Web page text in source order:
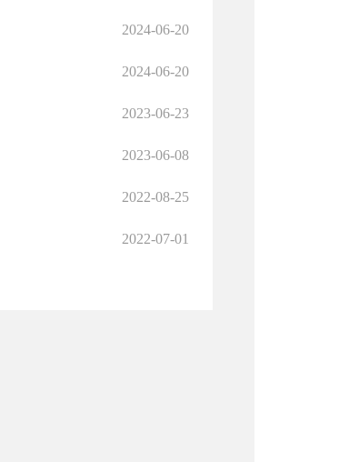
2024-06-20
2024-06-20
2023-06-23
2023-06-08
2022-08-25
2022-07-01